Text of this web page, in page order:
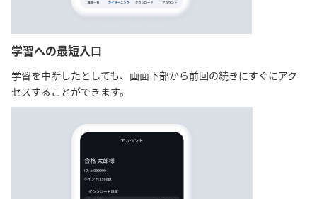
学習への最短入口
学習を中断したとしても、画面下部から前回の続きにすぐにアク
セスすることができます。